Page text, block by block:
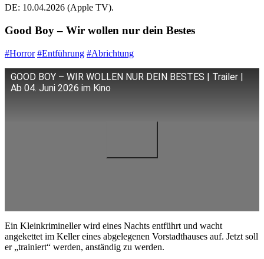
DE: 10.04.2026 (Apple TV).
Good Boy – Wir wollen nur dein Bestes
#Horror #Entführung #Abrichtung
GOOD BOY – WIR WOLLEN NUR DEIN BESTES | Trailer |
Ab 04. Juni 2026 im Kino
Ein Kleinkrimineller wird eines Nachts entführt und wacht
angekettet im Keller eines abgelegenen Vorstadthauses auf. Jetzt soll
er „trainiert“ werden, anständig zu werden.